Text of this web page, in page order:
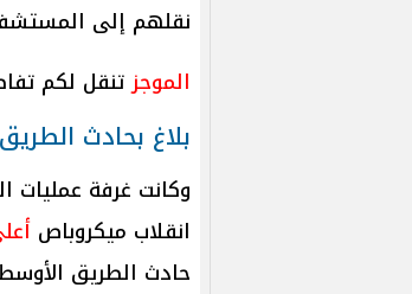
نقلهم إلى
الموجزتنقل لكم
بلاغ بحادث
وكانت غرفة عمليات
انقلاب ميكروباص
حادث الطريق